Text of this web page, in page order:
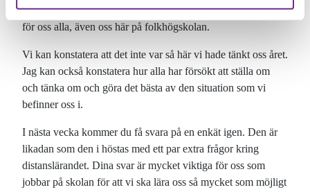
mötas. En pandemi som förändrar livet och förutsättningarna
för oss alla, även oss här på folkhögskolan.
Vi kan konstatera att det inte var så här vi hade tänkt oss året.
Jag kan också konstatera hur alla har försökt att ställa om
och tänka om och göra det bästa av den situation som vi
befinner oss i.
I nästa vecka kommer du få svara på en enkät igen. Den är
likadan som den i höstas med ett par extra frågor kring
distanslärandet. Dina svar är mycket viktiga för oss som
jobbar på skolan för att vi ska lära oss så mycket som möjligt